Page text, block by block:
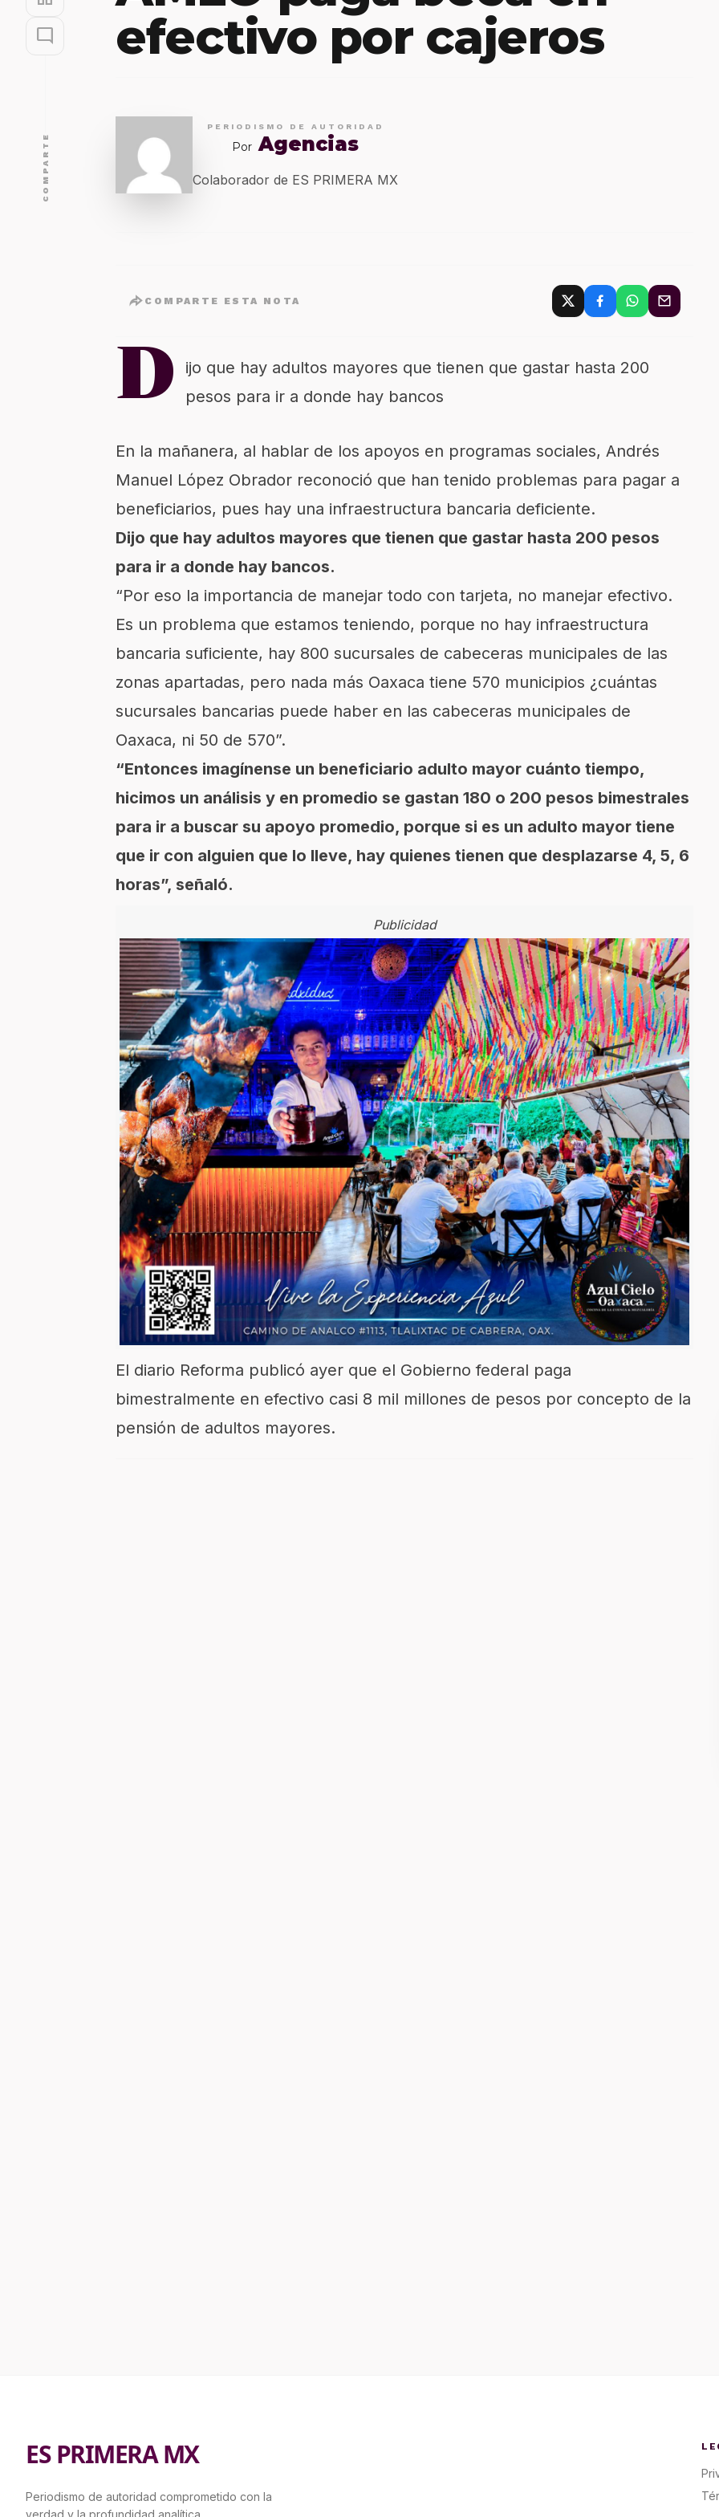
mode_comment
COMPARTE
efectivo por cajeros
PERIODISMO DE AUTORIDAD
Por Agencias
Colaborador de ES PRIMERA MX
COMPARTE ESTA NOTA
D
ijo que hay adultos mayores que tienen que gastar hasta 200
pesos para ir a donde hay bancos
En la mañanera, al hablar de los apoyos en programas sociales, Andrés
Manuel López Obrador reconoció que han tenido problemas para pagar a
beneficiarios, pues hay una infraestructura bancaria deficiente.
Dijo que hay adultos mayores que tienen que gastar hasta 200 pesos
para ir a donde hay bancos.
“Por eso la importancia de manejar todo con tarjeta, no manejar efectivo.
Es un problema que estamos teniendo, porque no hay infraestructura
bancaria suficiente, hay 800 sucursales de cabeceras municipales de las
zonas apartadas, pero nada más Oaxaca tiene 570 municipios ¿cuántas
sucursales bancarias puede haber en las cabeceras municipales de
Oaxaca, ni 50 de 570”.
“Entonces imagínense un beneficiario adulto mayor cuánto tiempo,
hicimos un análisis y en promedio se gastan 180 o 200 pesos bimestrales
para ir a buscar su apoyo promedio, porque si es un adulto mayor tiene
que ir con alguien que lo lleve, hay quienes tienen que desplazarse 4, 5, 6
horas”, señaló.
Publicidad
El diario Reforma publicó ayer que el Gobierno federal paga
bimestralmente en efectivo casi 8 mil millones de pesos por concepto de la
pensión de adultos mayores.
ES PRIMERA MX
Periodismo de autoridad comprometido con la
verdad y la profundidad analítica.